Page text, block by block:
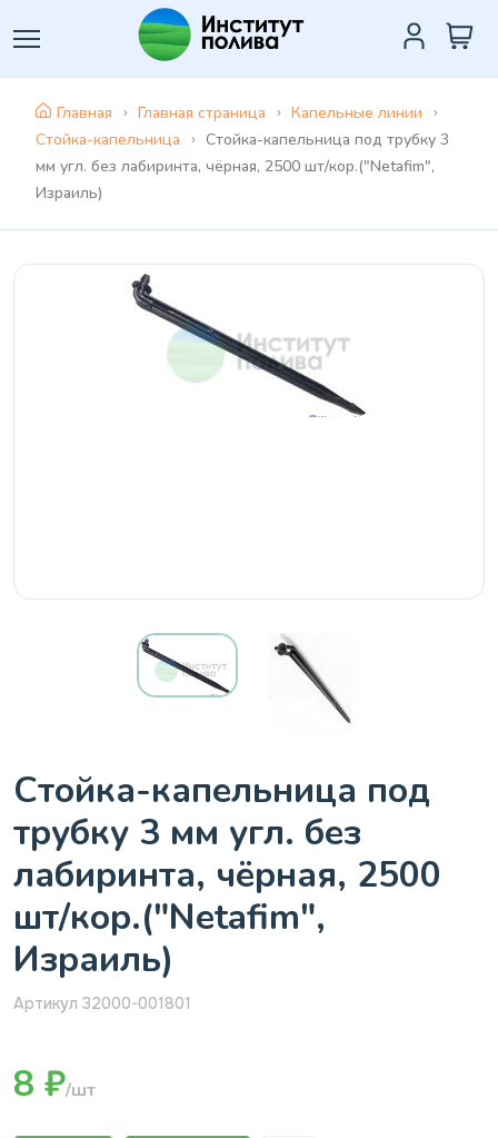
Главная Главная страница
Капельные линии
Стойка-капельница
Стойка-капельница под трубку 3
мм угл. без лабиринта, чёрная, 2500 шт/кор.("Netafim",
Израиль)
Стойка-капельница под
трубку 3 мм угл. без
лабиринта, чёрная, 2500
шт/кор.("Netafim",
Израиль)
Артикул 32000-001801
8 ₽/шт